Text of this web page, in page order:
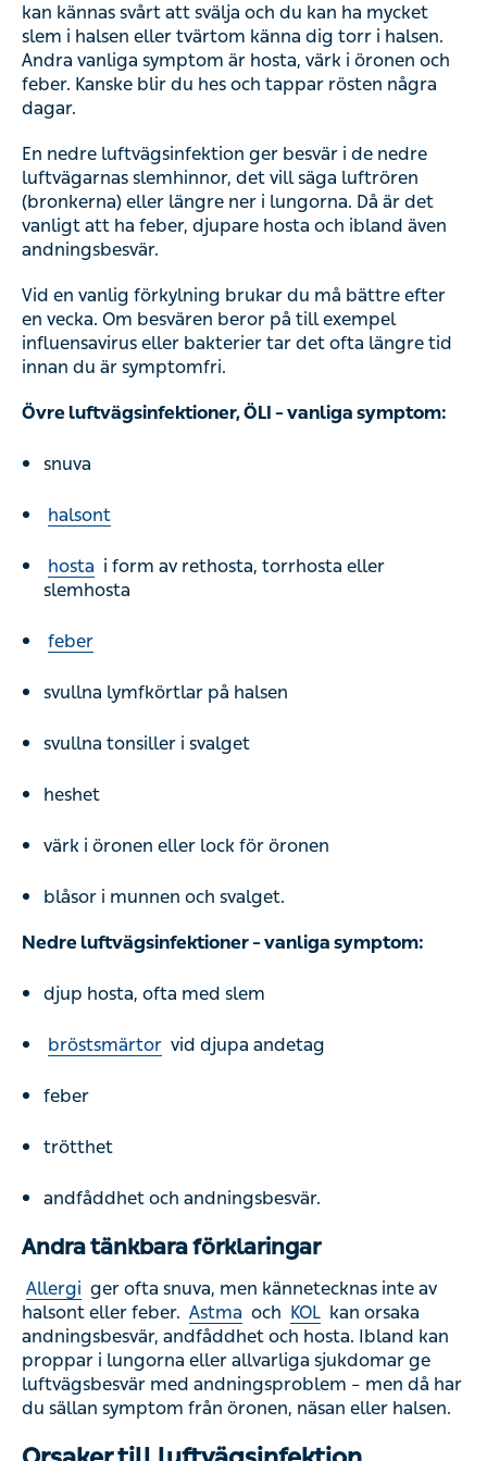
kan kännas svårt att svälja och du kan ha mycket
slem i halsen eller tvärtom känna dig torr i halsen.
Andra vanliga symptom är hosta, värk i öronen och
feber. Kanske blir du hes och tappar rösten några
dagar.
En nedre luftvägsinfektion ger besvär i de nedre
luftvägarnas slemhinnor, det vill säga luftrören
(bronkerna) eller längre ner i lungorna. Då är det
vanligt att ha feber, djupare hosta och ibland även
andningsbesvär.
Vid en vanlig förkylning brukar du må bättre efter
en vecka. Om besvären beror på till exempel
influensavirus eller bakterier tar det ofta längre tid
innan du är symptomfri.
Övre luftvägsinfektioner, ÖLI – vanliga symptom:
snuva
halsont
hosta i form av rethosta, torrhosta eller
slemhosta
feber
svullna lymfkörtlar på halsen
svullna tonsiller i svalget
heshet
värk i öronen eller lock för öronen
blåsor i munnen och svalget.
Nedre luftvägsinfektioner – vanliga symptom:
djup hosta, ofta med slem
bröstsmärtor vid djupa andetag
feber
trötthet
andfåddhet och andningsbesvär.
Andra tänkbara förklaringar
Allergi ger ofta snuva, men kännetecknas inte av
halsont eller feber. Astma och KOL kan orsaka
andningsbesvär, andfåddhet och hosta. Ibland kan
proppar i lungorna eller allvarliga sjukdomar ge
luftvägsbesvär med andningsproblem – men då har
du sällan symptom från öronen, näsan eller halsen.